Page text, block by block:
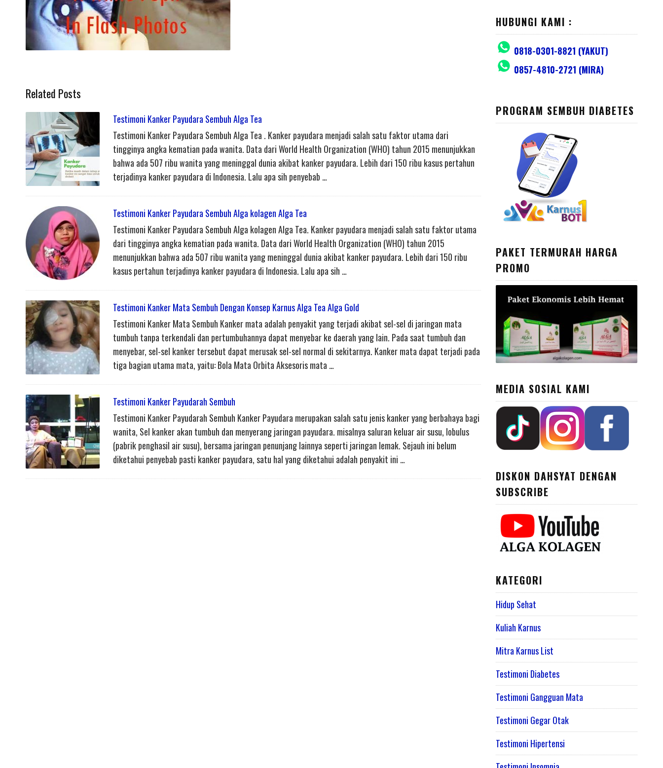
Related Posts
Testimoni Kanker Payudara Sembuh Alga Tea
Testimoni Kanker Payudara Sembuh Alga Tea . Kanker payudara menjadi salah satu faktor utama dari
tingginya angka kematian pada wanita. Data dari World Health Organization (WHO) tahun 2015 menunjukkan
bahwa ada 507 ribu wanita yang meninggal dunia akibat kanker payudara. Lebih dari 150 ribu kasus pertahun
terjadinya kanker payudara di Indonesia.⁣ ⁣Lalu apa sih penyebab …
Testimoni Kanker Payudara Sembuh Alga kolagen Alga Tea
Testimoni Kanker Payudara Sembuh Alga kolagen Alga Tea. Kanker payudara menjadi salah satu faktor utama
dari tingginya angka kematian pada wanita. Data dari World Health Organization (WHO) tahun 2015
menunjukkan bahwa ada 507 ribu wanita yang meninggal dunia akibat kanker payudara. Lebih dari 150 ribu
kasus pertahun terjadinya kanker payudara di Indonesia.⁣ ⁣Lalu apa sih …
Testimoni Kanker Mata Sembuh Dengan Konsep Karnus Alga Tea Alga Gold
Testimoni Kanker Mata Sembuh Kanker mata adalah penyakit yang terjadi akibat sel-sel di jaringan mata
tumbuh tanpa terkendali dan pertumbuhannya dapat menyebar ke daerah yang lain. Pada saat tumbuh dan
menyebar, sel-sel kanker tersebut dapat merusak sel-sel normal di sekitarnya. Kanker mata dapat terjadi pada
tiga bagian utama mata, yaitu: Bola Mata Orbita Aksesoris mata …
Testimoni Kanker Payudarah Sembuh
Testimoni Kanker Payudarah Sembuh Kanker Payudara merupakan salah satu jenis kanker yang berbahaya bagi
wanita, Sel kanker akan tumbuh dan menyerang jaringan payudara. misalnya saluran keluar air susu, lobulus
(pabrik penghasil air susu), bersama jaringan penunjang lainnya seperti jaringan lemak. Sejauh ini belum
diketahui penyebab pasti kanker payudara, satu hal yang diketahui adalah penyakit ini …
HUBUNGI KAMI :
0818-0301-8821 (YAKUT)
0857-4810-2721 (MIRA)
PROGRAM SEMBUH DIABETES
PAKET TERMURAH HARGA
PROMO
MEDIA SOSIAL KAMI
DISKON DAHSYAT DENGAN
SUBSCRIBE
KATEGORI
Hidup Sehat
Kuliah Karnus
Mitra Karnus List
Testimoni Diabetes
Testimoni Gangguan Mata
Testimoni Gegar Otak
Testimoni Hipertensi